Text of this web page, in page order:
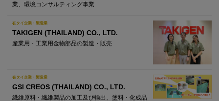
業、環境コンサルティング事業
在タイ企業・製造業
TAKIGEN (THAILAND) CO., LTD.
産業用・工業用金物部品の製造・販売
在タイ企業・製造業
GSI CREOS (THAILAND) CO., LTD.
繊維原料・繊維製品の加工及び輸出、塗料・化成品